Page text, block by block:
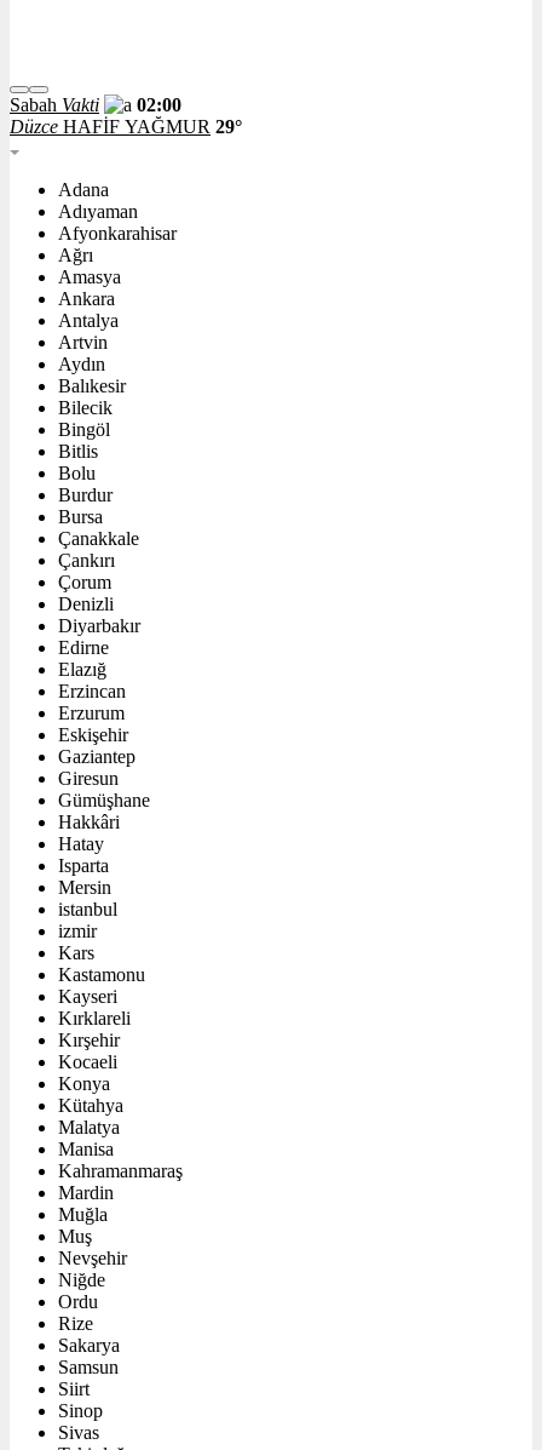
Sabah Vakti
02:00
Düzce HAFİF YAĞMUR 29°
Adana
Adıyaman
Afyonkarahisar
Ağrı
Amasya
Ankara
Antalya
Artvin
Aydın
Balıkesir
Bilecik
Bingöl
Bitlis
Bolu
Burdur
Bursa
Çanakkale
Çankırı
Çorum
Denizli
Diyarbakır
Edirne
Elazığ
Erzincan
Erzurum
Eskişehir
Gaziantep
Giresun
Gümüşhane
Hakkâri
Hatay
Isparta
Mersin
istanbul
izmir
Kars
Kastamonu
Kayseri
Kırklareli
Kırşehir
Kocaeli
Konya
Kütahya
Malatya
Manisa
Kahramanmaraş
Mardin
Muğla
Muş
Nevşehir
Niğde
Ordu
Rize
Sakarya
Samsun
Siirt
Sinop
Sivas